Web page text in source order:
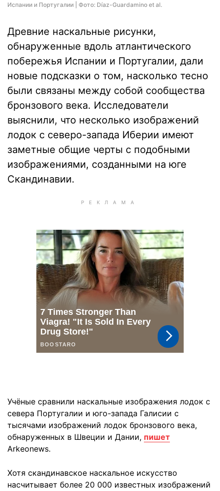
Испании и Португалии | Фото: Díaz-Guardamino et al.
Древние наскальные рисунки,
обнаруженные вдоль атлантического
побережья Испании и Португалии, дали
новые подсказки о том, насколько тесно
были связаны между собой сообщества
бронзового века. Исследователи
выяснили, что несколько изображений
лодок с северо-запада Иберии имеют
заметные общие черты с подобными
изображениями, созданными на юге
Скандинавии.
Учёные сравнили наскальные изображения лодок с
севера Португалии и юго-запада Галисии с
тысячами изображений лодок бронзового века,
обнаруженных в Швеции и Дании, пишет
Arkeonews.
Хотя скандинавское наскальное искусство
насчитывает более 20 000 известных изображений